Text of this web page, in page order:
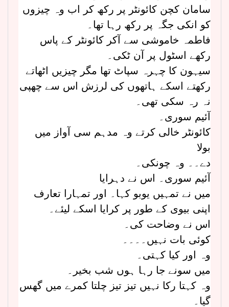
سامان کچن کائونٹر پر رکھ کر اب وہ چیزوں
کو انکی جگہ پر رکھ رہا تھا۔
فاطمہ خاموشی سے آکر کائونٹر کے پاس
رکھے اسٹول پر آن ٹکی۔
سیہون کا چہرہ سپاٹ تھا مگر چیزیں اٹھاتے
رکھتے اسکے ہاتھوں کی لرزش اس سے چھپی
نہ رہ سکی تھی۔
آئیم سوری۔
کائونٹر خالی کرتے وہ مدہم سی آواز میں
بولا
دے۔۔ وہ چونکی۔
آئیم سوری۔ اس نے دہرایا
میں نے تمہیں یوبو کہا۔ اور تمہارا تعارف
اپنی بیوی کے طور پر کرایا اسکے لیئے۔
اس نے وضاحت کی۔
کوئی بات نہیں۔۔۔۔
وہ اور کیا کہتی۔
میں سونے جا رہا ہوں شب بخیر۔
وہ کہتا رکا نہیں تیز تیز چلتا کمرے میں گھس
گیا۔